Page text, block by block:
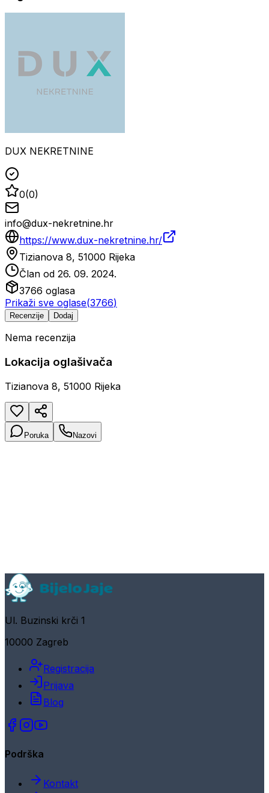
DUX NEKRETNINE
0(0)
info@dux-nekretnine.hr
https://www.dux-nekretnine.hr/
Tizianova 8, 51000 Rijeka
Član od 26. 09. 2024.
3766 oglasa
Prikaži sve oglase(3766)
Recenzije Dodaj
Nema recenzija
Lokacija oglašivača
Tizianova 8, 51000 Rijeka
Poruka Nazovi
Ul. Buzinski krči 1
10000 Zagreb
Registracija
Prijava
Blog
Podrška
Kontakt